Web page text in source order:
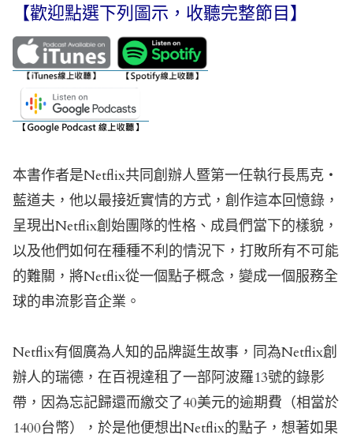
【歡迎點選下列圖示，收聽完整節目】
本書作者是Netflix共同創辦人暨第一任執行長馬克‧
藍道夫，他以最接近實情的方式，創作這本回憶錄，
呈現出Netflix創始團隊的性格、成員們當下的樣貌，
以及他們如何在種種不利的情況下，打敗所有不可能
的難關，將Netflix從一個點子概念，變成一個服務全
球的串流影音企業。
Netflix有個廣為人知的品牌誕生故事，同為Netflix創
辦人的瑞德，在百視達租了一部阿波羅13號的錄影
帶，因為忘記歸還而繳交了40美元的逾期費（相當於
1400台幣），於是他便想出Netflix的點子，想著如果